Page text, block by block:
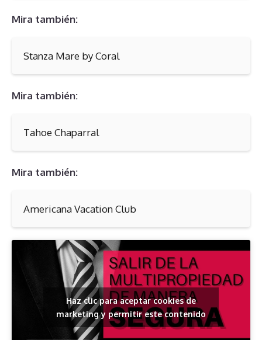
Mira también:
Stanza Mare by Coral
Mira también:
Tahoe Chaparral
Mira también:
Americana Vacation Club
Haz clic para aceptar cookies de
marketing y permitir este contenido